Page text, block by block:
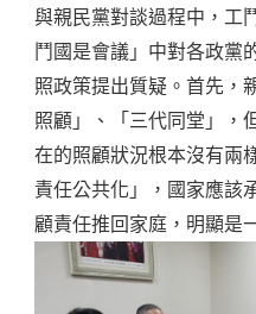
與親民黨對談過程中，工
鬥國是會議」中對各政黨
照政策提出質疑。首先，
照顧」、「三代同堂」，
在的照顧狀況根本沒有兩
責任公共化」，國家應該
顧責任推回家庭，明顯是